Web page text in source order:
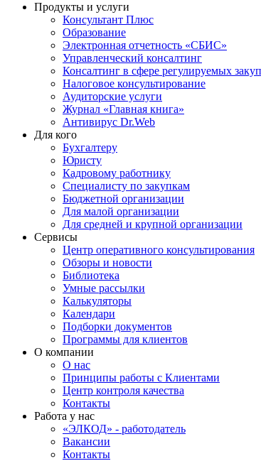
Продукты и услуги
Консультант Плюс
Образование
Электронная отчетность «СБИС»
Управленческий консалтинг
Консалтинг в сфере регулируемых
Налоговое консультирование
Аудиторские услуги
Журнал «Главная книга»
Антивирус Dr.Web
Для кого
Бухгалтеру
Юристу
Кадровому работнику
Специалисту по закупкам
Бюджетной организации
Для малой организации
Для средней и крупной организации
Сервисы
Центр оперативного консультирования
Обзоры и новости
Библиотека
Умные рассылки
Калькуляторы
Календари
Подборки документов
Программы для клиентов
О компании
О нас
Принципы работы с Клиентами
Центр контроля качества
Контакты
Работа у нас
«ЭЛКОД» - работодатель
Вакансии
Контакты